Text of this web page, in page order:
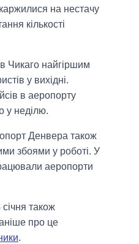
на нестачу
кількості
Чикаго найгіршим
у вихідні.
в аеропорту
у неділю.
Денвера також
збоями у роботі. У
аеропорти
також
про це
.